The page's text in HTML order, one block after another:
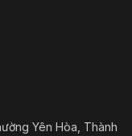
Yên Hòa, Thành